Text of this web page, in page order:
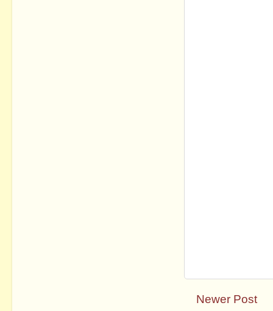
Newer Post